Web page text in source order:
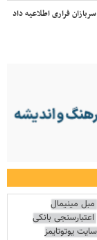
فراری اطلاعیه داد
مبل مینیمال
اعتبارسنجی بانکی
سایت یوتوتایمز